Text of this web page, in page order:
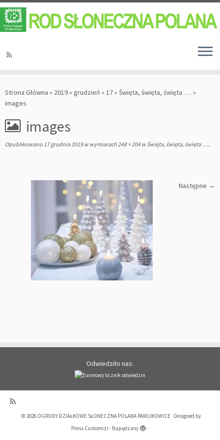
Strona Główna » 2019» grudzień » 17» Święta, święta, święta …. »
images
images
Opublikowano 17 grudnia 2019w wymiarach248 × 204wŚwięta, święta, święta …..
Następne →
Odwiedziło nas:
· © 2026 OGRODY DZIAŁKOWE SŁONECZNA POLANA PAWLIKOWICE · Designed by
Press Customizr · Napędzany ·